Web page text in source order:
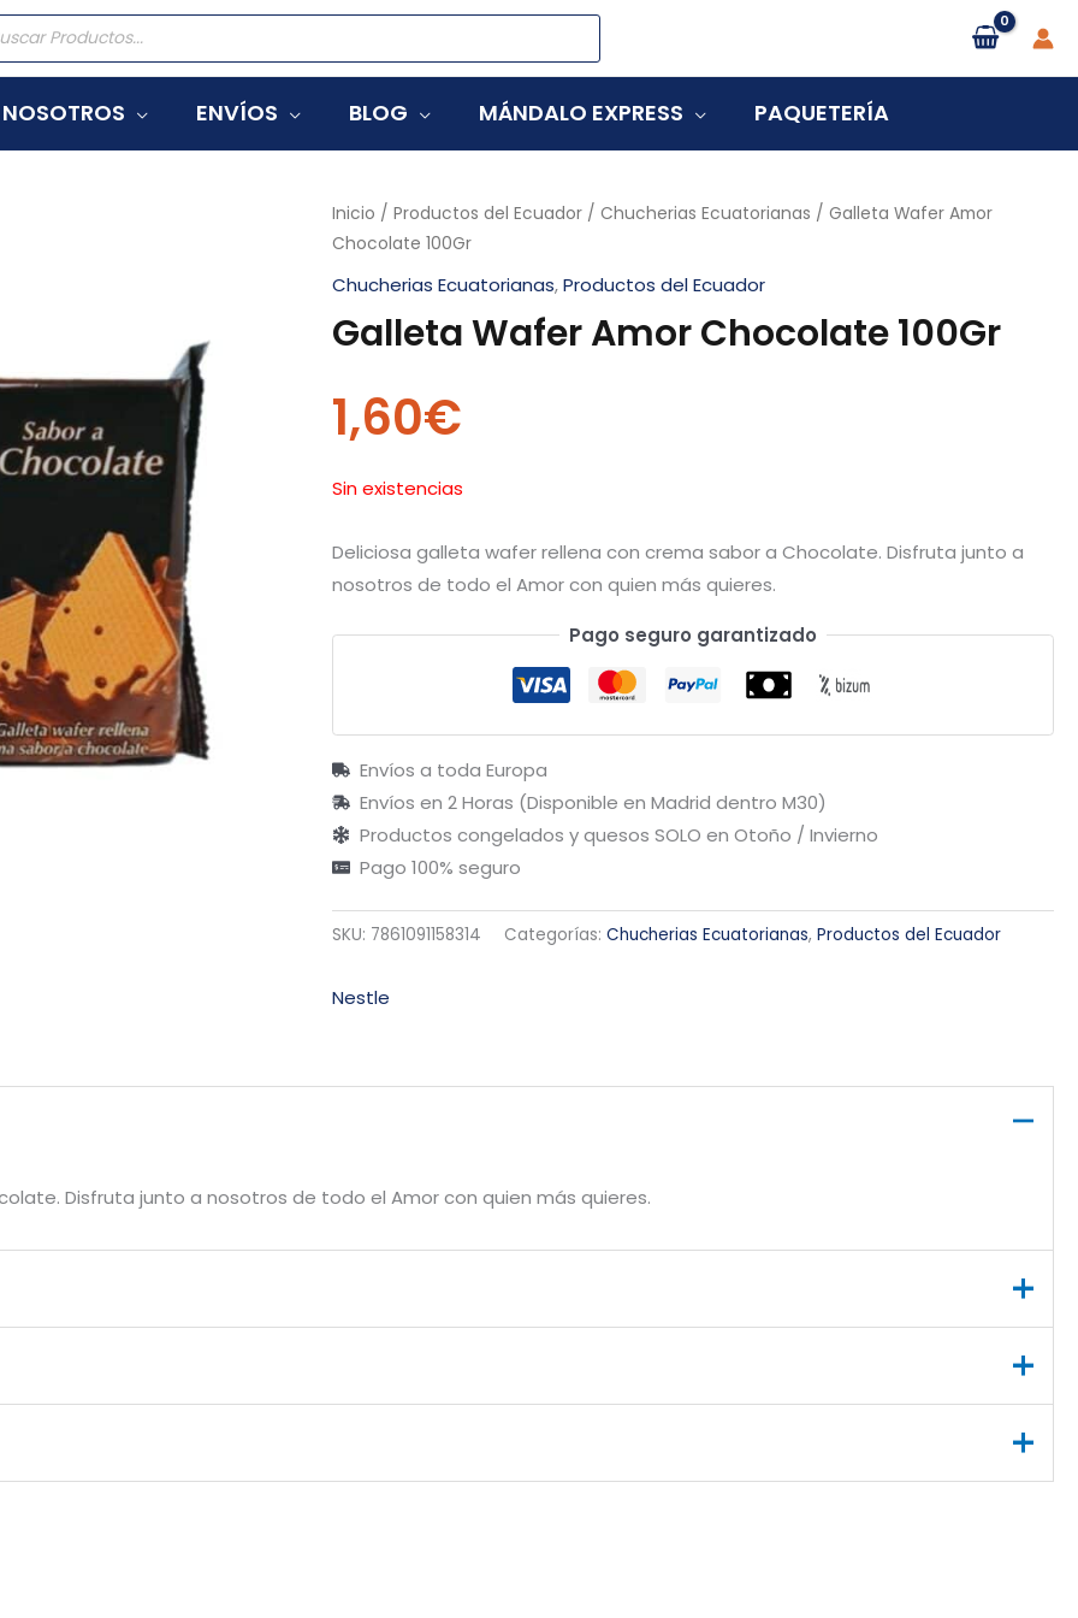
NOSOTROS ENVÍOS BLOG MÁNDALO EXPRESS PAQUETERÍA
Inicio /Productos del Ecuador /Chucherias Ecuatorianas / Galleta Wafer Amor
Chocolate 100Gr
Chucherias Ecuatorianas,Productos del Ecuador
Galleta Wafer Amor Chocolate 100Gr
1,60€
Sin existencias
Deliciosa galleta wafer rellena con crema sabor a Chocolate. Disfruta junto a
nosotros de todo el Amor con quien más quieres.
Pago seguro garantizado
Envíos a toda Europa
Envíos en 2 Horas (Disponible en Madrid dentro M30)
Productos congelados y quesos SOLO en Otoño / Invierno
Pago 100% seguro
SKU: 7861091158314 Categorías:Chucherias Ecuatorianas,Productos del Ecuador
Nestle
Disfruta junto a nosotros de todo el Amor con quien más quieres.
y el sabor que todos reconocen. Por eso, te ofrecemos una selección de productos Nestlé con envío
Chocolate 100Gr”